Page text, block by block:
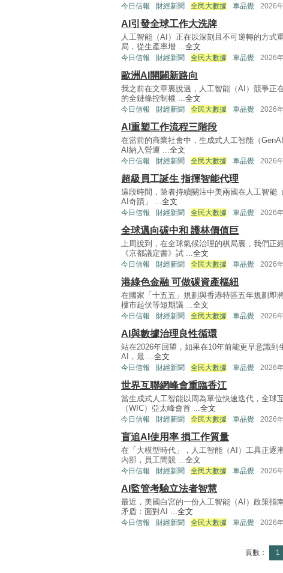
今日信報 財經新聞 全民大數據 車品覺 2026
AI引發全球工作大洗牌
人工智能（AI）正在以深刻且不可逆轉的方式
局，從生產率增 ...全文
今日信報 財經新聞 全民大數據 車品覺 2026
歐洲AI開闢新路向
我之前在文章裏說過，人工智能（AI）競爭正
的全鏈條控制權 ...全文
今日信報 財經新聞 全民大數據 車品覺 2026
AI重塑工作流程三階段
在當前的商業社會中，生成式人工智能（
AI納入營運 ...全文
今日信報 財經新聞 全民大數據 車品覺 2026
超級員工誕生 指揮智能代理
這段時間，筆者持續關注中美兩國在人工智能
AI奇蹟」 ...全文
今日信報 財經新聞 全民大數據 車品覺 2026
全球邁向碳中和 護林價值巨
上周說到，在全球氣候治理的棋局裏，我們正
《京都議定書》試 ...全文
今日信報 財經新聞 全民大數據 車品覺 2026
港綠色金融 可做碳資產樞紐
在國家「十五五」規劃與香港特區五年規劃即
樓市起伏等短期議 ...全文
今日信報 財經新聞 全民大數據 車品覺 2026
AI與數據治理良性循環
站在2026年回望，如果在10年前能更早意識
AI，最 ...全文
今日信報 財經新聞 全民大數據 車品覺 2026
世界互聯網峰會重臨香江
當生成式人工智能以周為單位快速迭代，全球
（WIC）亞太峰會首 ...全文
今日信報 財經新聞 全民大數據 車品覺 2026
盲追AI使用率 損工作質量
在「大模型時代」，人工智能（AI）工具正逐
內部，員工間競 ...全文
今日信報 財經新聞 全民大數據 車品覺 2026
AI監管考驗立法者智慧
最近，美國白宮的一份人工智能（AI）政策指
矛盾：面對AI ...全文
今日信報 財經新聞 全民大數據 車品覺 2026
頁數： 1